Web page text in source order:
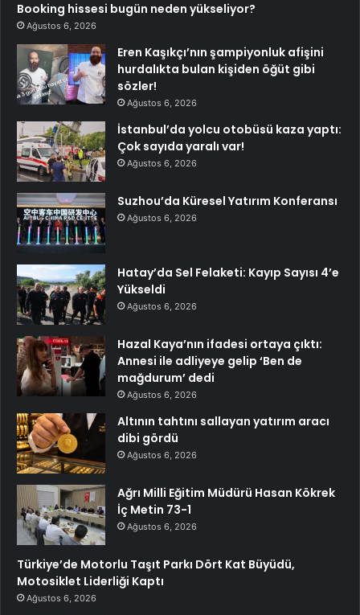
Booking hissesi bugün neden yükseliyor?
Ağustos 6, 2026
Eren Kaşıkçı’nın şampiyonluk afişini
hurdalıkta bulan kişiden öğüt gibi
sözler!
Ağustos 6, 2026
İstanbul’da yolcu otobüsü kaza yaptı:
Çok sayıda yaralı var!
Ağustos 6, 2026
Suzhou’da Küresel Yatırım Konferansı
Ağustos 6, 2026
Hatay’da Sel Felaketi: Kayıp Sayısı 4’e
Yükseldi
Ağustos 6, 2026
Hazal Kaya’nın ifadesi ortaya çıktı:
Annesi ile adliyeye gelip ‘Ben de
mağdurum’ dedi
Ağustos 6, 2026
Altının tahtını sallayan yatırım aracı
dibi gördü
Ağustos 6, 2026
Ağrı Milli Eğitim Müdürü Hasan Kökrek
İç Metin 73-1
Ağustos 6, 2026
Türkiye’de Motorlu Taşıt Parkı Dört Kat Büyüdü,
Motosiklet Liderliği Kaptı
Ağustos 6, 2026